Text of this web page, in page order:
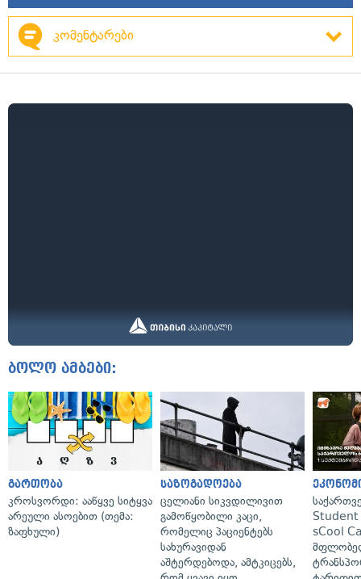
კომენტარები
ბოლო ამბები:
გართობა
კროსვორდი: ააწყვე სიტყვა
არეული ასოებით (თემა:
ზაფხული)
საზოგადოება
ცელიანი სიკვდილივით
გამოწყობილი კაცი,
რომელიც პაციენტებს
სახურავიდან
აშტერდებოდა, ამტკიცებს,
Student
sCool